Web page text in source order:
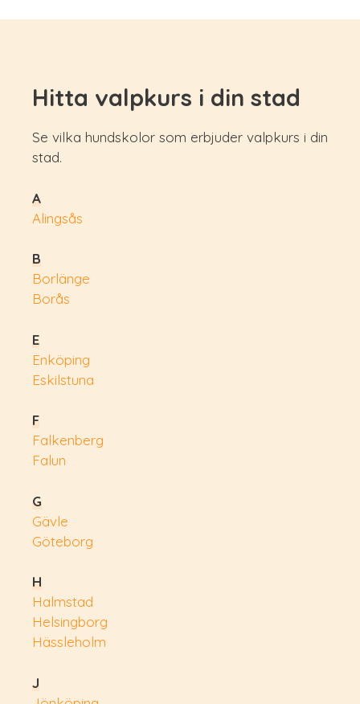
Hitta valpkurs i din stad
Se vilka hundskolor som erbjuder valpkurs i din
stad.
A
Alingsås
B
Borlänge
Borås
E
Enköping
Eskilstuna
F
Falkenberg
Falun
G
Gävle
Göteborg
H
Halmstad
Helsingborg
Hässleholm
J